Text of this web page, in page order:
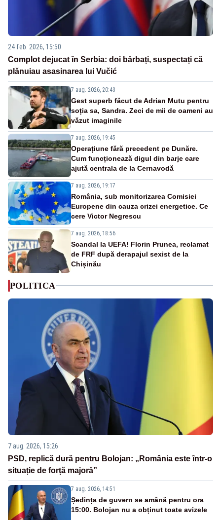
24 feb. 2026, 15:50
Complot dejucat în Serbia: doi bărbați, suspectați că
plănuiau asasinarea lui Vučić
7 aug. 2026, 20:43
Gest superb făcut de Adrian Mutu pentru
soția sa, Sandra. Zeci de mii de oameni au
văzut imaginile
7 aug. 2026, 19:45
Operațiune fără precedent pe Dunăre.
Cum funcționează digul din barje care
ajută centrala de la Cernavodă
7 aug. 2026, 19:17
România, sub monitorizarea Comisiei
Europene din cauza crizei energetice. Ce
cere Victor Negrescu
7 aug. 2026, 18:56
Scandal la UEFA! Florin Prunea, reclamat
de FRF după derapajul sexist de la
Chișinău
POLITICA
7 aug. 2026, 15:26
PSD, replică dură pentru Bolojan: „România este într-o
situație de forță majoră”
7 aug. 2026, 14:51
Ședința de guvern se amână pentru ora
15:00. Bolojan nu a obținut toate avizele